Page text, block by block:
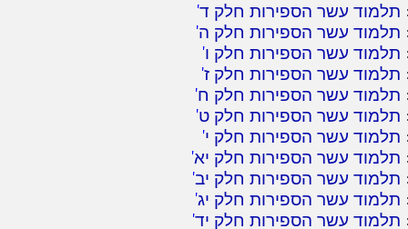
תלמוד עשר הספירות חלק ד'
תלמוד עשר הספירות חלק ה'
תלמוד עשר הספירות חלק ו'
תלמוד עשר הספירות חלק ז'
תלמוד עשר הספירות חלק ח'
תלמוד עשר הספירות חלק ט'
תלמוד עשר הספירות חלק י'
תלמוד עשר הספירות חלק יא'
תלמוד עשר הספירות חלק יב'
תלמוד עשר הספירות חלק יג'
תלמוד עשר הספירות חלק יד'